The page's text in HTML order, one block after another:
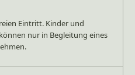
Eintritt. Kinder und
nur in Begleitung eines